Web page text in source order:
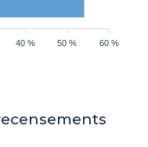
60 %
50 %
40 %